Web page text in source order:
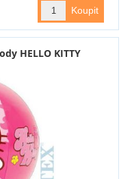
HELLO KITTY